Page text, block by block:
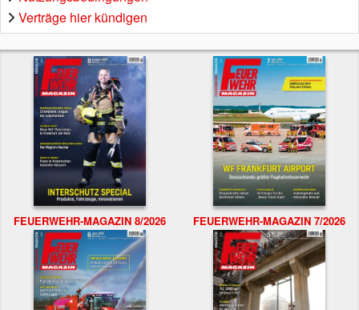
Verträge hier kündigen
FEUERWEHR-MAGAZIN 8/2026 FEUERWEHR-MAGAZIN 7/2026